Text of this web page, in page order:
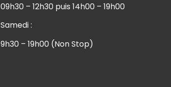
09h30 – 12h30 puis 14h00 – 19h00
Samedi :
9h30 – 19h00 (Non Stop)